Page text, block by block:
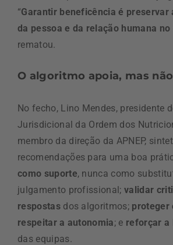
“Garantir beneficência é preservar
da pessoa e da relação humana no
rematou.
O algoritmo apoia, mas
No fecho, Lino Mendes, presidente
Jurisdicional da Ordem dos
membro da direção da APNEP,
recomendações para uma boa
como suporte, nunca como
julgamento profissional;validar
respostasdos algoritmos; proteger
respeitar a autonomia; e reforçar a
das equipas.